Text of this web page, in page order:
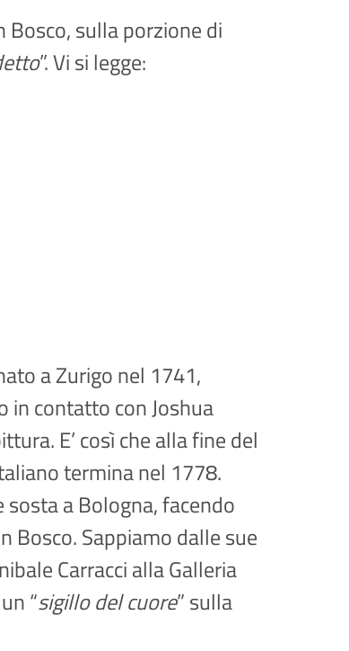
sulla porzione di
”. Vi si legge:
a Zurigo nel 1741,
in contatto con Joshua
E’ così che alla fine del
termina nel 1778.
a Bologna, facendo
Bosco. Sappiamo dalle sue
Carracci alla Galleria
“sigillo del cuore” sulla